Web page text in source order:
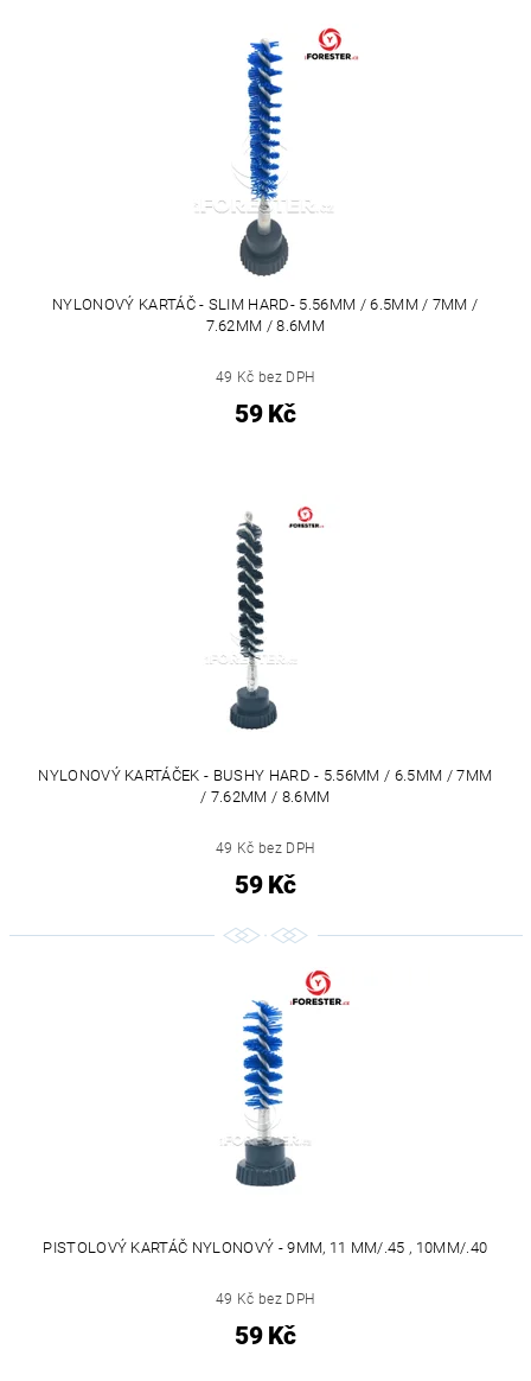
NYLONOVÝ KARTÁČ - SLIM HARD- 5.56MM / 6.5MM / 7MM /
7.62MM / 8.6MM
49 Kč bez DPH
59 Kč
NYLONOVÝ KARTÁČEK - BUSHY HARD - 5.56MM / 6.5MM / 7MM
/ 7.62MM / 8.6MM
49 Kč bez DPH
59 Kč
PISTOLOVÝ KARTÁČ NYLONOVÝ - 9MM, 11 MM/.45 , 10MM/.40
49 Kč bez DPH
59 Kč